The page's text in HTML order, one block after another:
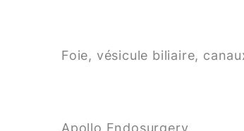
Foie, vésicule biliaire,
Apollo Endosurgery